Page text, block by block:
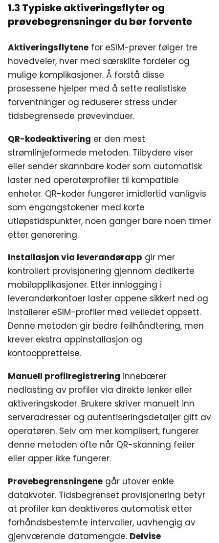
1.3 Typiske aktiveringsflyter og
prøvebegrensninger du bør forvente
Aktiveringsflytene for eSIM-prøver følger tre
hovedveier, hver med særskilte fordeler og
mulige komplikasjoner. Å forstå disse
prosessene hjelper med å sette realistiske
forventninger og reduserer stress under
tidsbegrensede prøvevinduer.
QR-kodeaktivering er den mest
strømlinjeformede metoden. Tilbydere viser
eller sender skannbare koder som automatisk
laster ned operatørprofiler til kompatible
enheter. QR-koder fungerer imidlertid vanligvis
som engangstokener med korte
utløpstidspunkter, noen ganger bare noen timer
etter generering.
Installasjon via leverandørapp gir mer
kontrollert provisjonering gjennom dedikerte
mobilapplikasjoner. Etter innlogging i
leverandørkontoer laster appene sikkert ned og
installerer eSIM-profiler med veiledet oppsett.
Denne metoden gir bedre feilhåndtering, men
krever ekstra appinstallasjon og
kontoopprettelse.
Manuell profilregistrering innebærer
nedlasting av profiler via direkte lenker eller
aktiveringskoder. Brukere skriver manuelt inn
serveradresser og autentiseringsdetaljer gitt av
operatøren. Selv om mer komplisert, fungerer
denne metoden ofte når QR-skanning feiler
eller apper ikke fungerer.
Prøvebegrensningene går utover enkle
datakvoter. Tidsbegrenset provisjonering betyr
at profiler kan deaktiveres automatisk etter
forhåndsbestemte intervaller, uavhengig av
gjenværende datamengde. Delvise